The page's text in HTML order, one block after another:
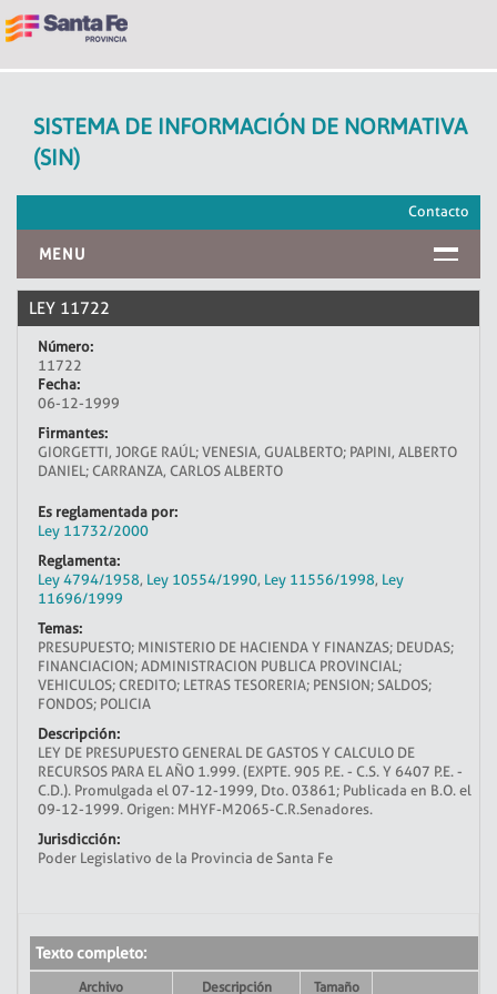
SISTEMA DE INFORMACIÓN DE NORMATIVA
(SIN)
Contacto
MENU
INICIO
LEY 11722
Número:
11722
Fecha:
06-12-1999
Firmantes:
GIORGETTI, JORGE RAÚL; VENESIA, GUALBERTO; PAPINI, ALBERTO
DANIEL; CARRANZA, CARLOS ALBERTO
Es reglamentada por:
Ley 11732/2000
Reglamenta:
Ley 4794/1958, Ley 10554/1990, Ley 11556/1998, Ley
11696/1999
Temas:
PRESUPUESTO; MINISTERIO DE HACIENDA Y FINANZAS; DEUDAS;
FINANCIACION; ADMINISTRACION PUBLICA PROVINCIAL;
VEHICULOS; CREDITO; LETRAS TESORERIA; PENSION; SALDOS;
FONDOS; POLICIA
Descripción:
LEY DE PRESUPUESTO GENERAL DE GASTOS Y CALCULO DE
RECURSOS PARA EL AÑO 1.999. (EXPTE. 905 P.E. - C.S. Y 6407 P.E. -
C.D.). Promulgada el 07-12-1999, Dto. 03861; Publicada en B.O. el
09-12-1999. Origen: MHYF-M2065-C.R.Senadores.
Jurisdicción:
Poder Legislativo de la Provincia de Santa Fe
Texto completo:
Archivo Descripción Tamaño